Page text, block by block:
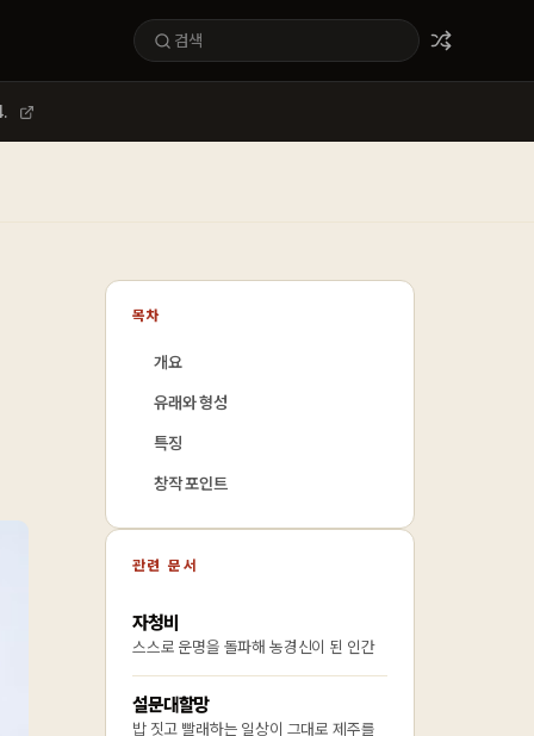
목차
개요
유래와 형성
특징
창작 포인트
관련 문서
자청비
스스로 운명을 돌파해 농경신이 된 인간
설문대할망
밥 짓고 빨래하는 일상이 그대로 제주를